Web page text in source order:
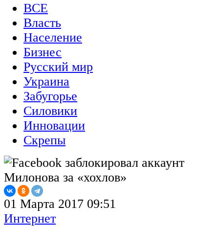
ВСЕ
Власть
Население
Бизнес
Русский мир
Украина
Забугорье
Силовики
Инновации
Скрепы
01 Марта 2017 09:51
Интернет